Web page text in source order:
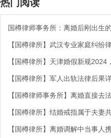
热门阅读
国樽律师事务所：离婚后刚出生
【国樽律所】武汉专业家庭纠纷
【国樽律所】天津婚假新规
【国樽律所】军人出轨法律后果
【国樽律师事务所】离婚直接去
【国樽律所】结婚戒指属于夫妻
【国樽律所】离婚调解中当事